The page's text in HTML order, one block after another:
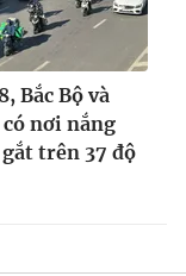
Bắc Bộ và
nơi nắng
trên 37 độ